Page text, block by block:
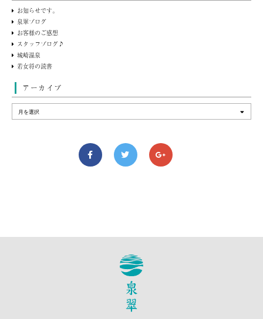
お知らせです。
泉翠ブログ
お客様のご感想
スタッフブログ♪
城崎温泉
若女将の読書
アーカイブ